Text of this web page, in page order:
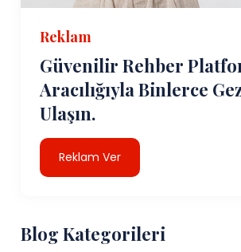
Reklam
Güvenilir Rehber
Aracılığıyla Binlerce
Ulaşın.
Reklam Ver
Blog Kategorileri